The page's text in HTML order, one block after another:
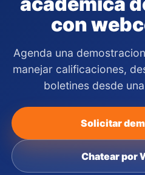
con
Agenda una
manejar calificaciones,
boletines desde
Solicitar
Chatear por